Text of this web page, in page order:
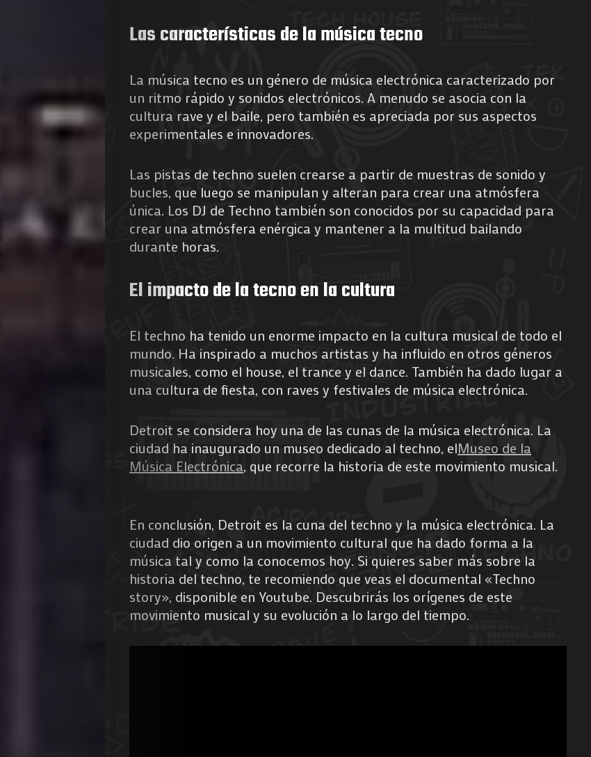
À
Propos
de
Nous
Search
Las características de la música tecno
La música tecno es un género de música electrónica caracterizado por
un ritmo rápido y sonidos electrónicos. A menudo se asocia con la
cultura rave y el baile, pero también es apreciada por sus aspectos
experimentales e innovadores.
Las pistas de techno suelen crearse a partir de muestras de sonido y
bucles, que luego se manipulan y alteran para crear una atmósfera
única. Los DJ de Techno también son conocidos por su capacidad para
crear una atmósfera enérgica y mantener a la multitud bailando
durante horas.
El impacto de la tecno en la cultura
El techno ha tenido un enorme impacto en la cultura musical de todo el
mundo. Ha inspirado a muchos artistas y ha influido en otros géneros
musicales, como el house, el trance y el dance. También ha dado lugar a
una cultura de fiesta, con raves y festivales de música electrónica.
Detroit se considera hoy una de las cunas de la música electrónica. La
ciudad ha inaugurado un museo dedicado al techno, elMuseo de la
Música Electrónica, que recorre la historia de este movimiento musical.
En conclusión, Detroit es la cuna del techno y la música electrónica. La
ciudad dio origen a un movimiento cultural que ha dado forma a la
música tal y como la conocemos hoy. Si quieres saber más sobre la
historia del techno, te recomiendo que veas el documental «Techno
story», disponible en Youtube. Descubrirás los orígenes de este
movimiento musical y su evolución a lo largo del tiempo.